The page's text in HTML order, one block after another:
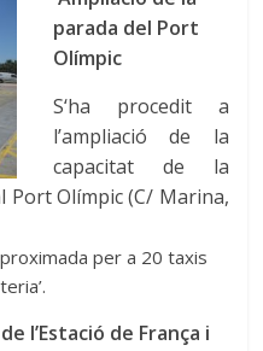
parada del Port
Olímpic
S‘ha procedit a
l’ampliació de la
capacitat de la
Port Olímpic (C/ Marina,
per a 20 taxis
l’Estació de França i